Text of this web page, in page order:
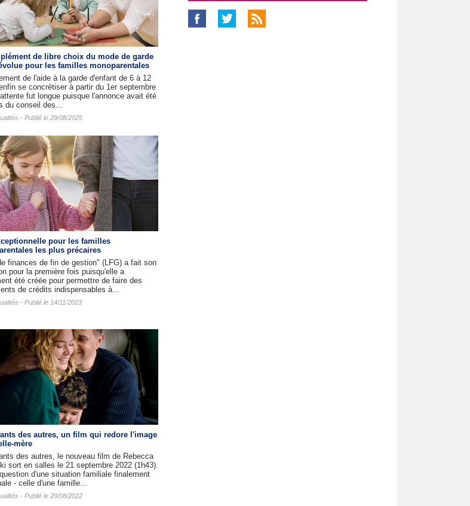
de libre choix du mode de garde
pour les familles monoparentales
de l'aide à la garde d'enfant de 6 à 12
se concrétiser à partir du 1er septembre
fut longue puisque l'annonce avait été
du conseil des...
- Publié le 29/08/2025
pour les familles
les plus précaires
finances de fin de gestion" (LFG) a fait son
pour la première fois puisqu'elle a
été créée pour permettre de faire des
de crédits indispensables à...
- Publié le 14/11/2023
des autres​, un film qui redore l'image
mère
des autres, le nouveau film de Rebecca
sort en salles le 21 septembre 2022 (1h43).
question d'une situation familiale finalement
- celle d'une famille...
- Publié le 29/08/2022